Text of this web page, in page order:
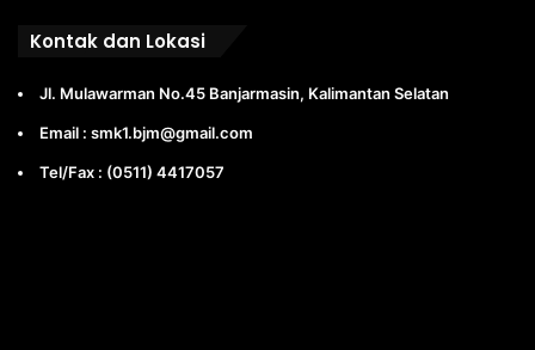
Kontak dan Lokasi
Jl. Mulawarman No.45 Banjarmasin, Kalimantan Selatan
Email : smk1.bjm@gmail.com
Tel/Fax : (0511) 4417057